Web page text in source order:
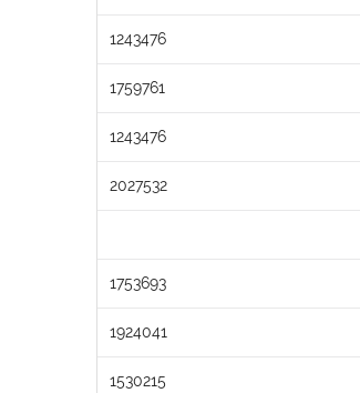
1243476
1759761
1243476
2027532
1753693
1924041
1530215